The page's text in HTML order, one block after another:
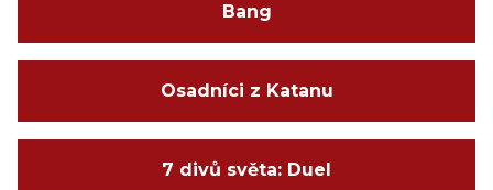
Bang
Osadníci z Katanu
7 divů světa: Duel